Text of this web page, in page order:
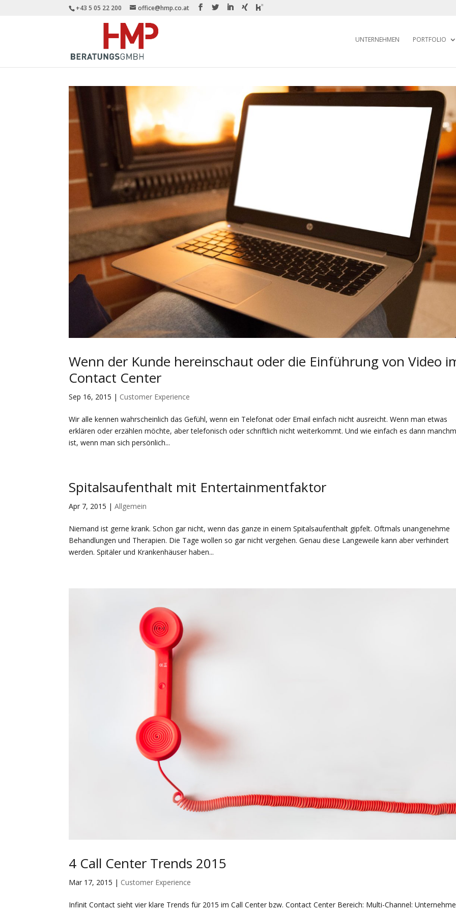
+43 5 05 22 200 office@hmp.co.at
UNTERNEHMEN PORTFOLIO
Wenn der Kunde hereinschaut oder die Einführung von Video
Contact Center
Sep 16, 2015 | Customer Experience
Wir alle kennen wahrscheinlich das Gefühl, wenn ein Telefonat oder Email einfach nicht ausreicht. Wenn man etwas
erklären oder erzählen möchte, aber telefonisch oder schriftlich nicht weiterkommt. Und wie einfach es dann
ist, wenn man sich persönlich...
Spitalsaufenthalt mit Entertainmentfaktor
Apr 7, 2015 | Allgemein
Niemand ist gerne krank. Schon gar nicht, wenn das ganze in einem Spitalsaufenthalt gipfelt. Oftmals unangenehme
Behandlungen und Therapien. Die Tage wollen so gar nicht vergehen. Genau diese Langeweile kann aber verhindert
werden. Spitäler und Krankenhäuser haben...
4 Call Center Trends 2015
Mar 17, 2015 | Customer Experience
Infinit Contact sieht vier klare Trends für 2015 im Call Center bzw. Contact Center Bereich: Multi-Channel: